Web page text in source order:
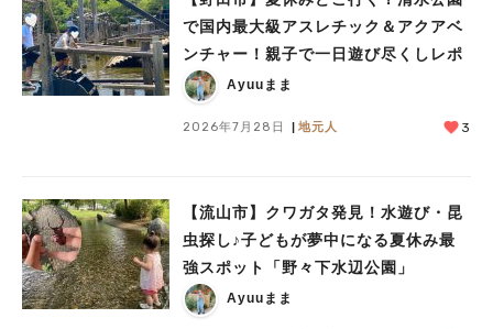
で国内最大級アスレチック＆アクアベ
ンチャー！親子で一日遊び尽くしレポ
Ayuuまま
2026年7月28日 地元人 3
【流山市】クワガタ発見！水遊び・昆
虫探し♪子どもが夢中になる夏休み最
強スポット「野々下水辺公園」
Ayuuまま